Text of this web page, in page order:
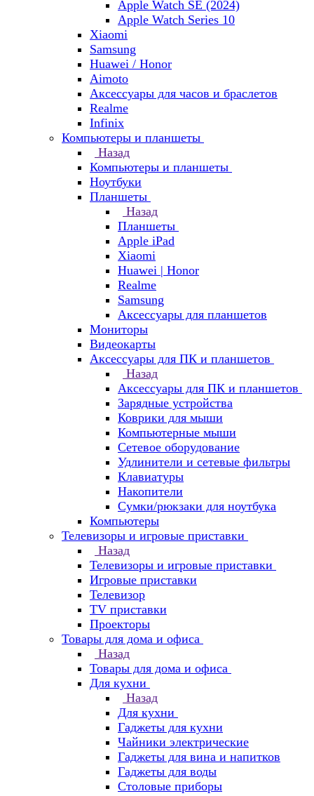
Apple Watch SE (2024)
Apple Watch Series 10
Xiaomi
Samsung
Huawei / Honor
Aimoto
Аксессуары для часов и браслетов
Realme
Infinix
Компьютеры и планшеты
Назад
Компьютеры и планшеты
Ноутбуки
Планшеты
Назад
Планшеты
Apple iPad
Xiaomi
Huawei | Honor
Realme
Samsung
Аксессуары для планшетов
Мониторы
Видеокарты
Аксессуары для ПК и планшетов
Назад
Аксессуары для ПК и планшетов
Зарядные устройства
Коврики для мыши
Компьютерные мыши
Сетевое оборудование
Удлинители и сетевые фильтры
Клавиатуры
Накопители
Сумки/рюкзаки для ноутбука
Компьютеры
Телевизоры и игровые приставки
Назад
Телевизоры и игровые приставки
Игровые приставки
Телевизор
TV приставки
Проекторы
Товары для дома и офиса
Назад
Товары для дома и офиса
Для кухни
Назад
Для кухни
Гаджеты для кухни
Чайники электрические
Гаджеты для вина и напитков
Гаджеты для воды
Столовые приборы